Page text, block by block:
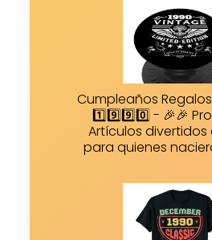
Cumpleaños
1️⃣9️⃣9️⃣0️⃣ - 🎉🎉
Artículos divertidos
para quienes